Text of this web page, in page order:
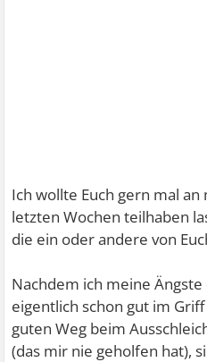
Ich wollte Euch gern mal
letzten Wochen teilhaben
die ein oder andere von
Nachdem ich meine
eigentlich schon gut im
guten Weg beim
(das mir nie geholfen hat),